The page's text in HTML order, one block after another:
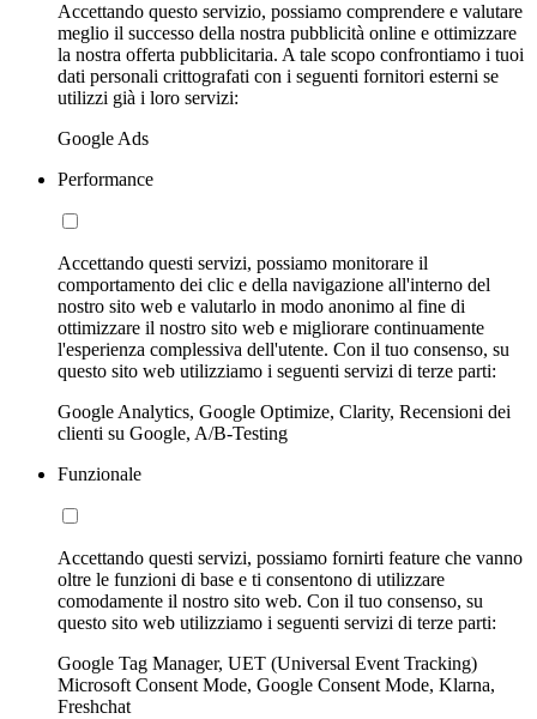
Accettando questo servizio, possiamo comprendere e valutare
meglio il successo della nostra pubblicità online e ottimizzare
la nostra offerta pubblicitaria. A tale scopo confrontiamo i tuoi
dati personali crittografati con i seguenti fornitori esterni se
utilizzi già i loro servizi:
Google Ads
Performance
Accettando questi servizi, possiamo monitorare il
comportamento dei clic e della navigazione all'interno del
nostro sito web e valutarlo in modo anonimo al fine di
ottimizzare il nostro sito web e migliorare continuamente
l'esperienza complessiva dell'utente. Con il tuo consenso, su
questo sito web utilizziamo i seguenti servizi di terze parti:
Google Analytics, Google Optimize, Clarity, Recensioni dei
clienti su Google, A/B-Testing
Funzionale
Accettando questi servizi, possiamo fornirti feature che vanno
oltre le funzioni di base e ti consentono di utilizzare
comodamente il nostro sito web. Con il tuo consenso, su
questo sito web utilizziamo i seguenti servizi di terze parti:
Google Tag Manager, UET (Universal Event Tracking)
Microsoft Consent Mode, Google Consent Mode, Klarna,
Freshchat